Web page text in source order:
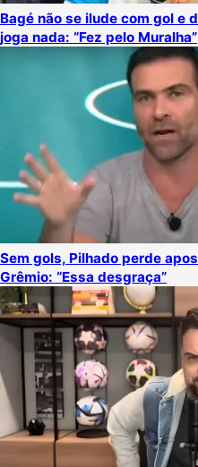
Bagé não se ilude com gol e
joga nada: “Fez pelo Muralha”
Sem gols, Pilhado perde
Grêmio: “Essa desgraça”